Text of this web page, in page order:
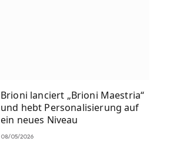
Brioni lanciert „Brioni Maestria“
und hebt Personalisierung auf
ein neues Niveau
08/05/2026